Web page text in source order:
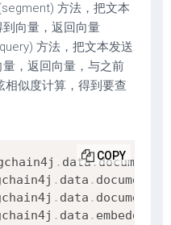
方法，把文本
向量，返回向量
方法，把文本发送
，返回向量，与之前
相似度计算，得到要查
. data.document
. data . document
. data . document
. data . embedding
COPY